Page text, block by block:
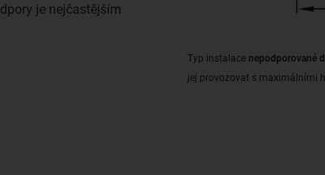
je nejčastějším
Typ instalace nepodporované
jej provozovat s maximálními